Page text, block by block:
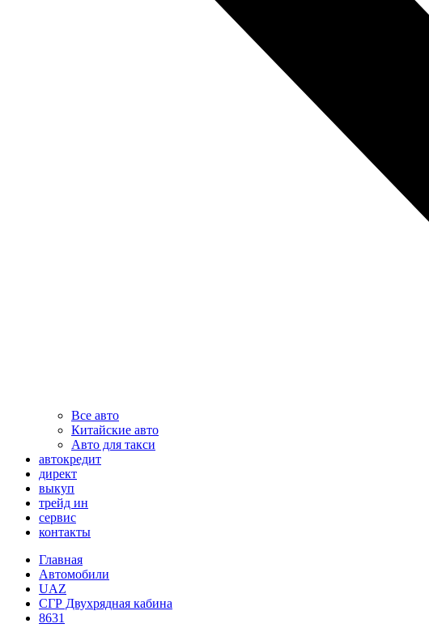
Все авто
Китайские авто
Авто для такси
автокредит
директ
выкуп
трейд ин
сервис
контакты
Главная
Автомобили
UAZ
СГР Двухрядная кабина
8631